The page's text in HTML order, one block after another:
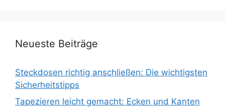
Neueste Beiträge
Steckdosen richtig anschließen: Die wichtigsten
Sicherheitstipps
Tapezieren leicht gemacht: Ecken und Kanten